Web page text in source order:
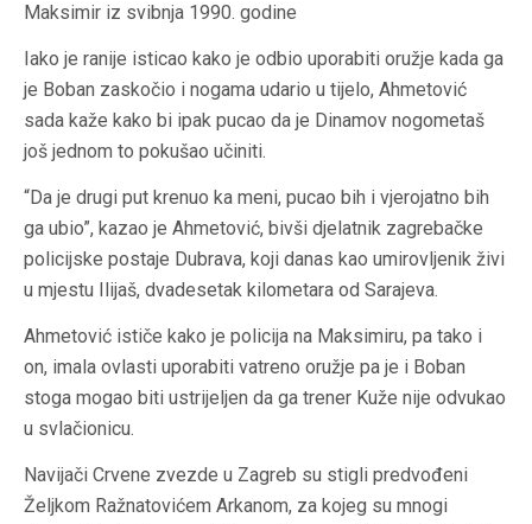
Maksimir iz svibnja 1990. godine
Iako je ranije isticao kako je odbio uporabiti oružje kada ga
je Boban zaskočio i nogama udario u tijelo, Ahmetović
sada kaže kako bi ipak pucao da je Dinamov nogometaš
još jednom to pokušao učiniti.
“Da je drugi put krenuo ka meni, pucao bih i vjerojatno bih
ga ubio”, kazao je Ahmetović, bivši djelatnik zagrebačke
policijske postaje Dubrava, koji danas kao umirovljenik živi
u mjestu Ilijaš, dvadesetak kilometara od Sarajeva.
Ahmetović ističe kako je policija na Maksimiru, pa tako i
on, imala ovlasti uporabiti vatreno oružje pa je i Boban
stoga mogao biti ustrijeljen da ga trener Kuže nije odvukao
u svlačionicu.
Navijači Crvene zvezde u Zagreb su stigli predvođeni
Željkom Ražnatovićem Arkanom, za kojeg su mnogi